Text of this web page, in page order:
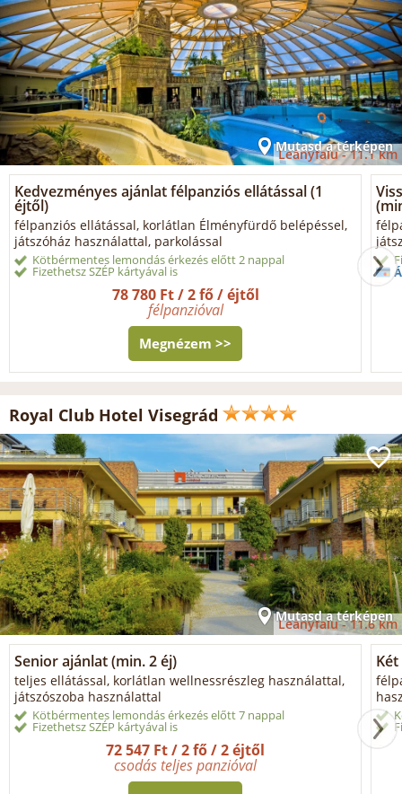
Mutasd a térképen
Leányfalu -11.1 km
Kedvezményes ajánlat félpanziós ellátással (1
éjtől)
félpanziós ellátással, korlátlan Élményfürdő belépéssel,
játszóház használattal, parkolással
Kötbérmentes lemondás érkezés előtt 2 nappal
Fizethetsz SZÉP kártyával is
78 780 Ft / 2 fő / éjtől
félpanzióval
Megnézem >>
Royal Club Hotel Visegrád
Mutasd a térképen
Leányfalu -11.6 km
Senior ajánlat (min. 2 éj)
teljes ellátással, korlátlan wellnessrészleg használattal,
játszószoba használattal
Kötbérmentes lemondás érkezés előtt 7 nappal
Fizethetsz SZÉP kártyával is
72 547 Ft / 2 fő / 2 éjtől
csodás teljes panzióval